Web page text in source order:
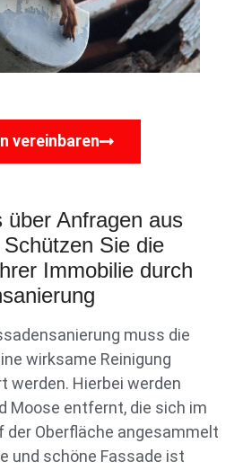
vereinbaren
über Anfragen aus
Sie die
Immobilie durch
muss die
wirksame Reinigung
werden. Hierbei werden
Moose entfernt, die sich im
der Oberfläche angesammelt
und schöne Fassade ist